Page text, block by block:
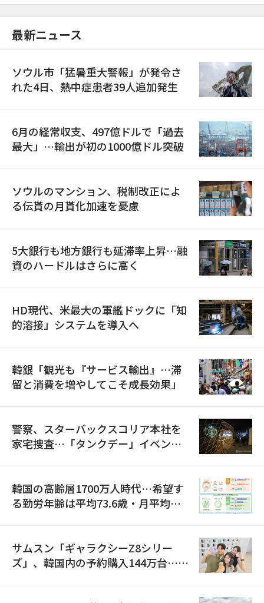
最新ニュース
ソウル市「猛暑重大警報」が発令さ
れた4日、熱中症患者39人追加発生
6月の経常収支、497億ドルで「過去
最大」…輸出が初の1000億ドル突破
ソウルのマンション、税制改正によ
る伝貰の月貰化加速を憂慮
5大銀行も地方銀行も延滞率上昇…融
資のハードルはさらに高く
HD現代、米最大の軍艦ドックに「知
的溶接」システムを導入へ
韓銀「観光も『サービス輸出』…滞
留と消費を増やしてこそ成長効果」
警察、スターバックスコリア本社を
家宅捜査…「タンクデー」イベント
韓国の高齢層1700万人時代…希望す
る勤労年齢は平均73.6歳・月平均賃
サムスン「ギャラクシーZ8シリー
ズ」、韓国内の予約購入144万台…